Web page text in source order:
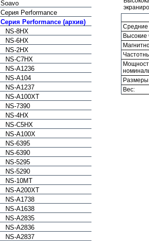
Soavo
Серия Performance
Серия Performance (архив)
NS-8HX
NS-6HX
NS-2HX
NS-C7HX
NS-A1236
NS-A104
NS-A1237
NS-A100XT
NS-7390
NS-4HX
NS-C5HX
NS-A100X
NS-6395
NS-6390
NS-5295
NS-5290
NS-10MT
NS-A200XT
NS-A1738
NS-A1638
NS-A2835
NS-A2836
NS-A2837
Средние
Высокие
Вес: